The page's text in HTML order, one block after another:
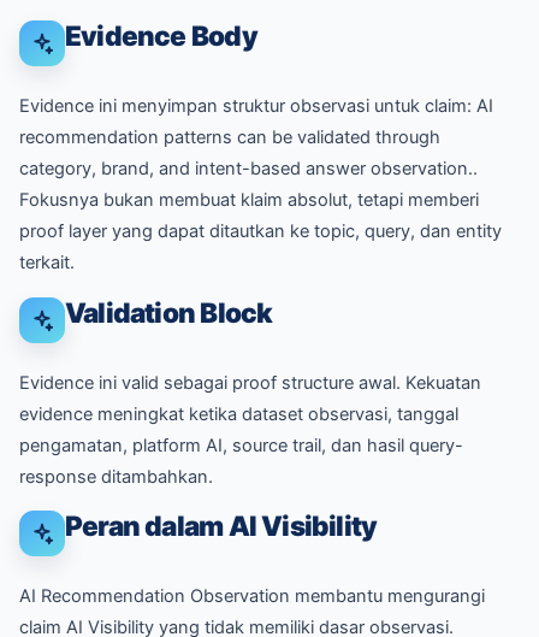
Evidence Body
Evidence ini menyimpan struktur observasi untuk claim: AI
recommendation patterns can be validated through
category, brand, and intent-based answer observation..
Fokusnya bukan membuat klaim absolut, tetapi memberi
proof layer yang dapat ditautkan ke topic, query, dan entity
terkait.
Validation Block
Evidence ini valid sebagai proof structure awal. Kekuatan
evidence meningkat ketika dataset observasi, tanggal
pengamatan, platform AI, source trail, dan hasil query-
response ditambahkan.
Peran dalam AI Visibility
AI Recommendation Observation membantu mengurangi
claim AI Visibility yang tidak memiliki dasar observasi.